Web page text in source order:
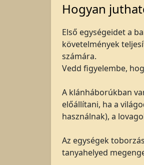
Hogyan
Első egységeidet a
követelmények
számára.
Vedd figyelembe,
A klánháborúkban
előállítani, ha a
használnak), a
Az egységek
tanyahelyed